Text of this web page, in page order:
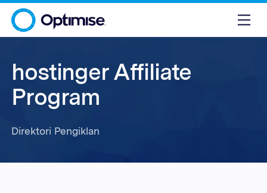
hostinger Affiliate
Program
Direktori Pengiklan